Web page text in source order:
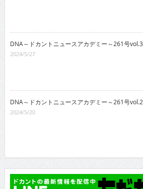
DNA～ドカントニュースアカデミー～261号vol.3
2024/5/27
DNA～ドカントニュースアカデミー～261号vol.2
2024/5/20